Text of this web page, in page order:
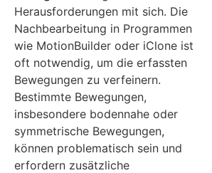
Herausforderungen mit sich. Die
Nachbearbeitung in Programmen
wie MotionBuilder oder iClone ist
oft notwendig, um die erfassten
Bewegungen zu verfeinern.
Bestimmte Bewegungen,
insbesondere bodennahe oder
symmetrische Bewegungen,
können problematisch sein und
erfordern zusätzliche